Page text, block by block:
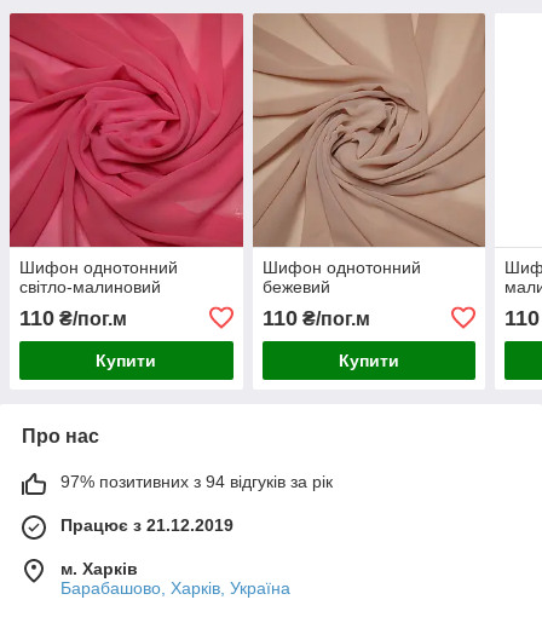
Шифон однотонний
світло-малиновий
110 ₴/пог.м
Купити
Шифон однотонний
бежевий
110₴/пог.м
Купити
110
Про нас
97% позитивних з 94 відгуків за рік
Працює з 21.12.2019
м. Харків
Барабашово, Харків, Україна